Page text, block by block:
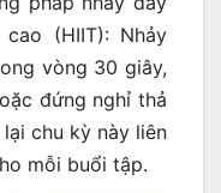
(HIIT): Nhảy
vòng 30 giây,
đứng nghỉ thả
chu kỳ này liên
mỗi buổi tập.